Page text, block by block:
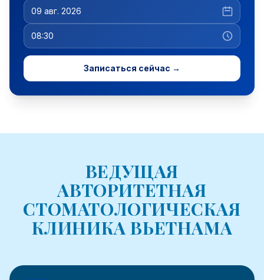
Записаться сейчас →
ВЕДУЩАЯ
АВТОРИТЕТНАЯ
СТОМАТОЛОГИЧЕСКАЯ
КЛИНИКА ВЬЕТНАМА